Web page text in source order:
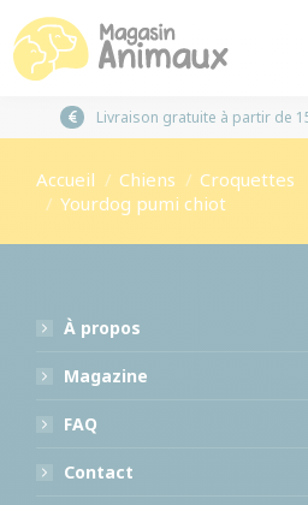
Livraison
Vous êtes ici :
Accueil Chiens
Croquettes
Yourdog pumi chiot
À propos
Magazine
FAQ
Contact